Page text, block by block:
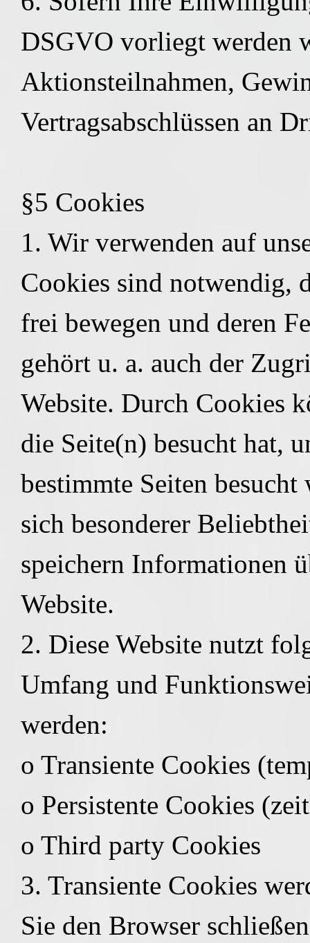
DSGVO vorliegt werden
Aktionsteilnahmen,
Vertragsabschlüssen an
§5 Cookies
1. Wir verwenden auf
Cookies sind notwendig,
frei bewegen und deren
gehört u. a. auch der
Website. Durch Cookies
die Seite(n) besucht hat,
bestimmte Seiten
sich besonderer
speichern Informationen
Website.
2. Diese Website nutzt
Umfang und
werden:
o Transiente Cookies
o Persistente Cookies
o Third party Cookies
3. Transiente Cookies
Sie den Browser